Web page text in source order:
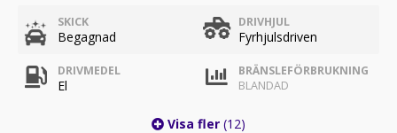
SKICK
Begagnad
DRIVHJUL
Fyrhjulsdriven
DRIVMEDEL
El
BRÄNSLEFÖRBRUKNING
BLANDAD
Visa fler (12)